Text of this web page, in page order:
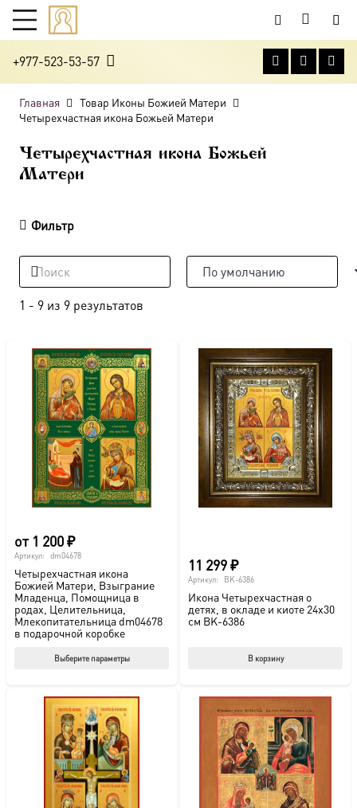
+977-523-53-57
Главная
Товар Иконы Божией Матери
Четырехчастная икона Божьей Матери
Четырехчастная икона Божьей
Матери
Фильтр
1 - 9 из 9 результатов
от 1 200₽
Артикул: dm04678
Четырехчастная икона
Божией Матери, Взыграние
Младенца, Помощница в
родах, Целительница,
Млекопитательница dm04678
в подарочной коробке
Выберите параметры
11 299₽
Артикул: BK-6386
Икона Четырехчастная о
детях, в окладе и киоте 24х30
см BK-6386
В корзину